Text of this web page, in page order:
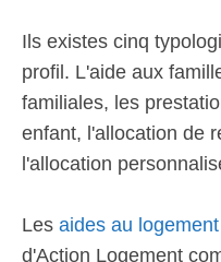
Ils existes cinq
profil. L'aide aux
familiales, les
enfant, l'allocation de
l'allocation
Les aides au logement
d'Action Logement